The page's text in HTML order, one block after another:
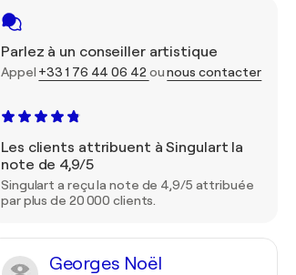
Parlez à un conseiller artistique
Appel +33 1 76 44 06 42 ounous contacter
Les clients attribuent à Singulart la
note de 4,9/5
Singulart a reçu la note de 4,9/5 attribuée
par plus de 20 000 clients.
Georges Noël